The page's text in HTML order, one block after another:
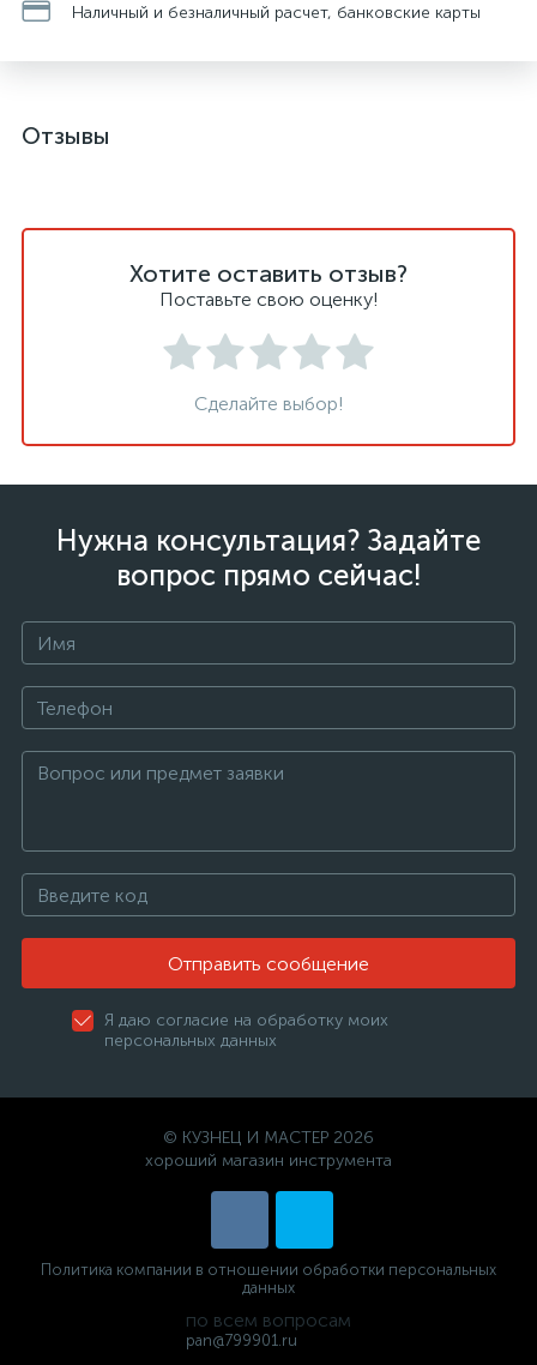
Наличный и безналичный расчет, банковские карты
Отзывы
Хотите оставить отзыв?
Поставьте свою оценку!
Сделайте выбор!
Нужна консультация? Задайте
вопрос прямо сейчас!
Отправить сообщение
Я даю согласие на обработку моих
персональных данных
© КУЗНЕЦ И МАСТЕР 2026
хороший магазин инструмента
Политика компании в отношении обработки персональных
данных
по всем вопросам
pan@799901.ru